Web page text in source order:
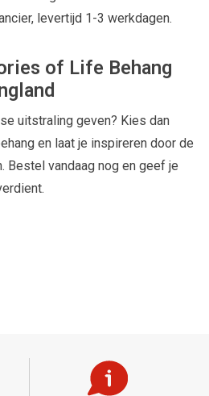
levertijd 1-3 werkdagen.
of Life Behang
uitstraling geven? Kies dan
en laat je inspireren door de
Bestel vandaag nog en geef je